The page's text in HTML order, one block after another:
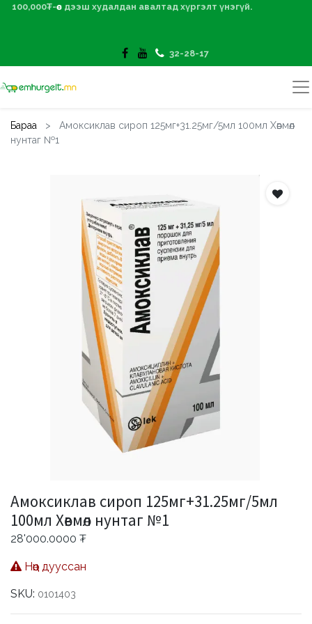
100,000₮-өөс дээш худалдан авалтад хүргэлт үнэгүй.
32-28-17
Бараа
Амоксиклав сироп 125мг+31.25мг/5мл 100мл Хөвмөл
нунтаг №1
Амоксиклав сироп 125мг+31.25мг/5мл
100мл Хөвмөл нунтаг №1
28'000.0000 ₮
Нөөц дууссан
SKU: 0101403